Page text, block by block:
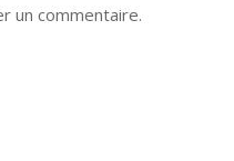
un commentaire.